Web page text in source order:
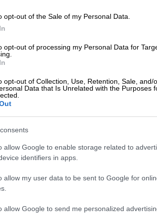
opt-out of the Sale of my Personal Data.
opt-out of processing my Personal Data for
opt-out of Collection, Use, Retention, Sale, and/
Data that Is Unrelated with the Purposes
allow Google to enable storage related to
identifiers in apps.
allow my user data to be sent to Google for
allow Google to send me personalized
OPEN: To «Next Please»
Από Δευτέρα, 4 Μαρτίου και
καθημερινά στις 16:30 και
Τηλεόραση|11.02.2024 10:28
OPEN: Δυναμικό